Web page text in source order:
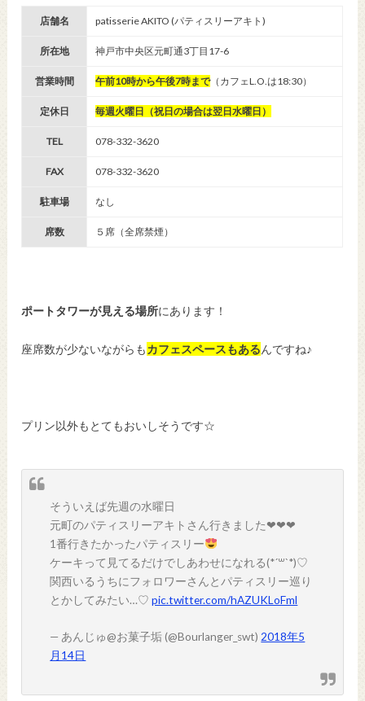
店舗名 patisserie AKITO (パティスリーアキト)
所在地 神戸市中央区元町通3丁目17-6
営業時間 午前10時から午後7時まで（カフェL.O.は18:30）
定休日 毎週火曜日（祝日の場合は翌日水曜日）
TEL 078-332-3620
FAX 078-332-3620
駐車場 なし
席数 ５席（全席禁煙）
ポートタワーが見える場所にあります！
座席数が少ないながらもカフェスペースもあるんですね♪
プリン以外もとてもおいしそうです☆
そういえば先週の水曜日
元町のパティスリーアキトさん行きました❤︎❤︎❤︎
1番行きたかったパティスリー
ケーキって見てるだけでしあわせになれる(*´꒳`*)♡
関西いるうちにフォロワーさんとパティスリー巡り
とかしてみたい…♡pic.twitter.com/hAZUKLoFml
— あんじゅ@お菓子垢 (@Bourlanger_swt) 2018年5
月14日